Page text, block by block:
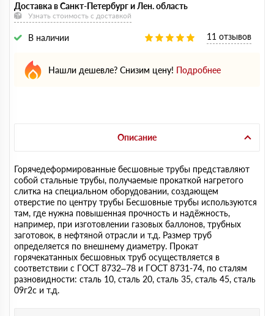
Доставка в Санкт-Петербург и Лен. область
Узнать стоимость с доставкой
В наличии 11 отзывов
Нашли дешевле? Снизим цену! Подробнее
Описание
Горячедеформированные бесшовные трубы представляют
собой стальные трубы, получаемые прокаткой нагретого
слитка на специальном оборудовании, создающем
отверстие по центру трубы Бесшовные трубы используются
там, где нужна повышенная прочность и надёжность,
например, при изготовлении газовых баллонов, трубных
заготовок, в нефтяной отрасли и т.д. Размер труб
определяется по внешнему диаметру. Прокат
горячекатанных бесшовных труб осуществляется в
соответствии с ГОСТ 8732–78 и ГОСТ 8731-74, по сталям
разновидности: сталь 10, сталь 20, сталь 35, сталь 45, сталь
09г2с и т.д.